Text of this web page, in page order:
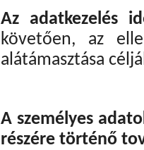
Az adatkezelés
követően, az
alátámasztása
A személyes
részére történő